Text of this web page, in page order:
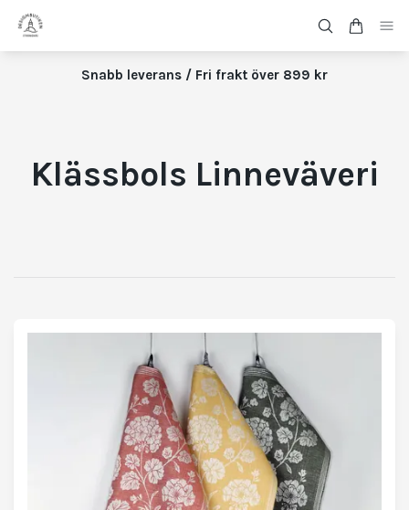
Snabb leverans / Fri frakt över 899 kr
Klässbols Linneväveri